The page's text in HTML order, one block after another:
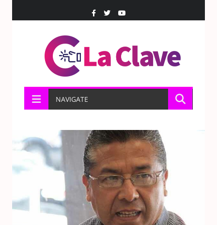
NAVIGATE